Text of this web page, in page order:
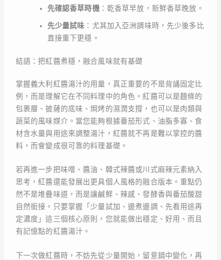
先確認香草時機：乾香草早放，新鮮香草晚放。
先少量試味 ：尤其加入亞洲調味時，先少後多比
直接重下更穩。
結語：把紅醬煮穩，融合風味就有基礎
掌握義大利紅醬湯汁的用量，真正重要的不是背誦固定比
例，而是理解它在不同料理中的角色。紅醬可以是麵條的
包裹層、披薩的底味、焗烤的濕潤支撐，也可以是肉類與
蔬菜的風味媒介。當您能夠根據番茄形式、油脂多寡、食
材含水量與用途來調整湯汁，紅醬就不再是難以掌控的醬
料，而會變成很可靠的料理基礎。
若再進一步把味噌、醬油、韓式辣醬或川式麻辣元素納入
思考，紅醬還能發展出更具個人風格的融合版本。重點仍
然不是堆疊味道，而是讓鹹鮮、辣感、發酵香與番茄酸甜
自然銜接。只要掌握「少量試加、邊煮邊調、先看用途再
定濃度」這三個核心原則，您就能做出穩定、好用、而且
有記憶點的紅醬湯汁。
下一次做紅醬時，不妨先從少量開始，留意鍋中變化，再